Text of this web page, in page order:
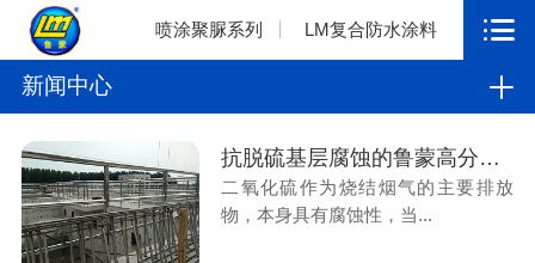
喷涂聚脲系列 LM复合防水涂料
新闻中心
抗脱硫基层腐蚀的鲁蒙高分子树脂防水防腐涂料
二氧化硫作为烧结烟气的主要排放
物，本身具有腐蚀性，当...